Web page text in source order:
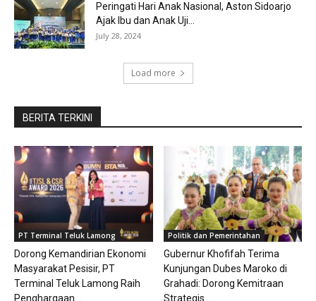
Peringati Hari Anak Nasional, Aston Sidoarjo
Ajak Ibu dan Anak Uji...
July 28, 2024
Load more
BERITA TERKINI
PT Terminal Teluk Lamong
Dorong Kemandirian Ekonomi
Masyarakat Pesisir, PT
Terminal Teluk Lamong Raih
Penghargaan...
Politik dan Pemerintahan
Gubernur Khofifah Terima
Kunjungan Dubes Maroko di
Grahadi: Dorong Kemitraan
Strategis...